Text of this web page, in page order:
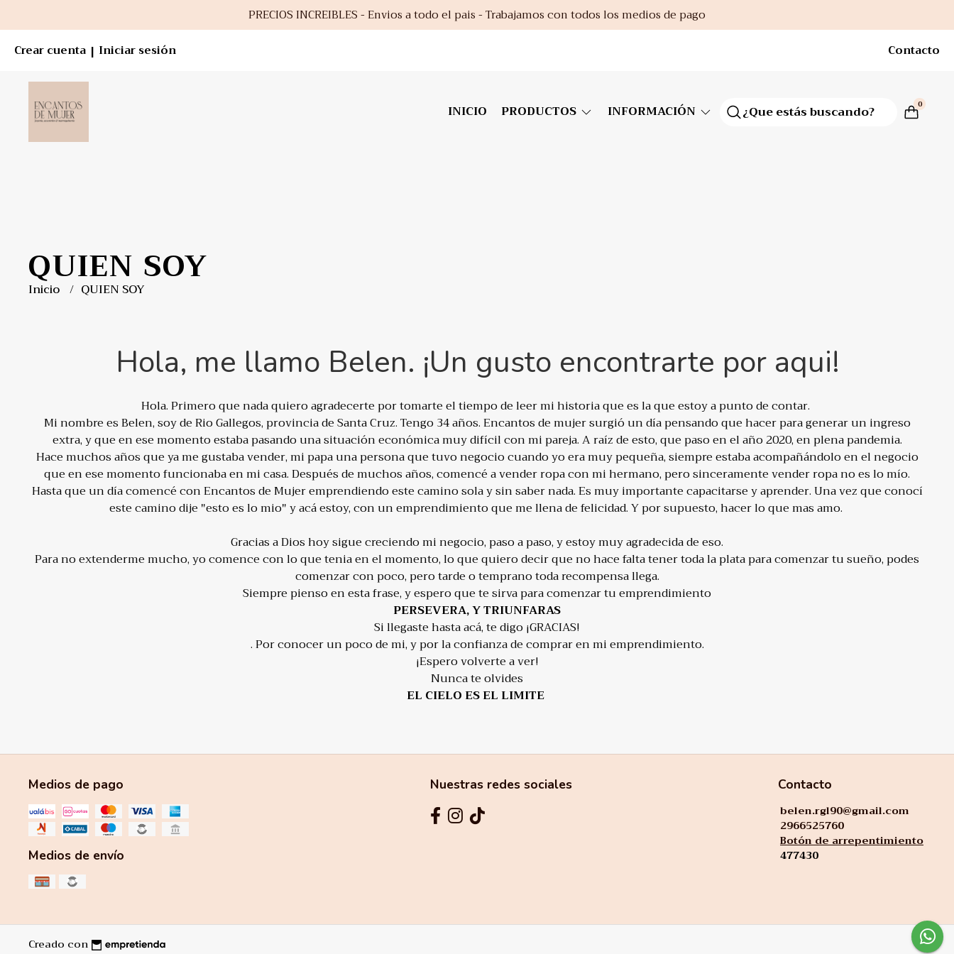
PRECIOS INCREIBLES - Envios a todo el pais - Trabajamos con todos los medios de pago
Crear cuenta | Iniciar sesión Contacto
INICIO PRODUCTOS INFORMACIÓN 0
QUIEN SOY
Inicio QUIEN SOY
Hola, me llamo Belen. ¡Un gusto encontrarte por aqui!
Hola. Primero que nada quiero agradecerte por tomarte el tiempo de leer mi historia que es la que estoy a punto de contar.
Mi nombre es Belen, soy de Rio Gallegos, provincia de Santa Cruz. Tengo 34 años. Encantos de mujer surgió un día pensando que hacer para generar un ingreso
extra, y que en ese momento estaba pasando una situación económica muy difícil con mi pareja. A raíz de esto, que paso en el año 2020, en plena pandemia.
Hace muchos años que ya me gustaba vender, mi papa una persona que tuvo negocio cuando yo era muy pequeña, siempre estaba acompañándolo en el negocio
que en ese momento funcionaba en mi casa. Después de muchos años, comencé a vender ropa con mi hermano, pero sinceramente vender ropa no es lo mío.
Hasta que un día comencé con Encantos de Mujer emprendiendo este camino sola y sin saber nada. Es muy importante capacitarse y aprender. Una vez que conocí
este camino dije "esto es lo mio" y acá estoy, con un emprendimiento que me llena de felicidad. Y por supuesto, hacer lo que mas amo.
Gracias a Dios hoy sigue creciendo mi negocio, paso a paso, y estoy muy agradecida de eso.
Para no extenderme mucho, yo comence con lo que tenia en el momento, lo que quiero decir que no hace falta tener toda la plata para comenzar tu sueño, podes
comenzar con poco, pero tarde o temprano toda recompensa llega.
Siempre pienso en esta frase, y espero que te sirva para comenzar tu emprendimiento
PERSEVERA, Y TRIUNFARAS
Si llegaste hasta acá, te digo ¡GRACIAS!
. Por conocer un poco de mi, y por la confianza de comprar en mi emprendimiento.
¡Espero volverte a ver!
Nunca te olvides
EL CIELO ES EL LIMITE
Medios de pago
Medios de envío
Nuestras redes sociales Contacto
belen.rgl90@gmail.com
2966525760
Botón de arrepentimiento
477430
Creado con